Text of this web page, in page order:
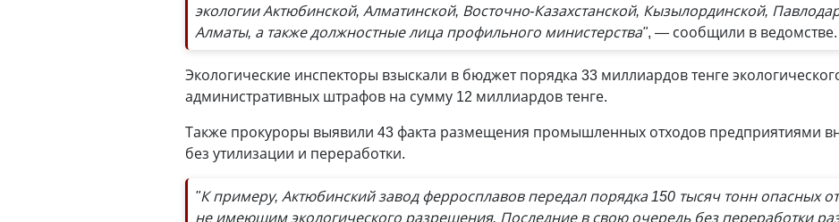
экологии Актюбинской, Алматинской, Восточно-Казахстанской, Кызылординской,
Алматы, а также должностные лица профильного министерства", — сообщили в ведомстве.
Экологические инспекторы взыскали в бюджет порядка 33 миллиардов тенге
административных штрафов на сумму 12 миллиардов тенге.
Также прокуроры выявили 43 факта размещения промышленных отходов предприятиями
без утилизации и переработки.
"К примеру, Актюбинский завод ферросплавов передал порядка 150 тысяч тонн опасных
не имеющим экологического разрешения. Последние в свою очередь без переработки